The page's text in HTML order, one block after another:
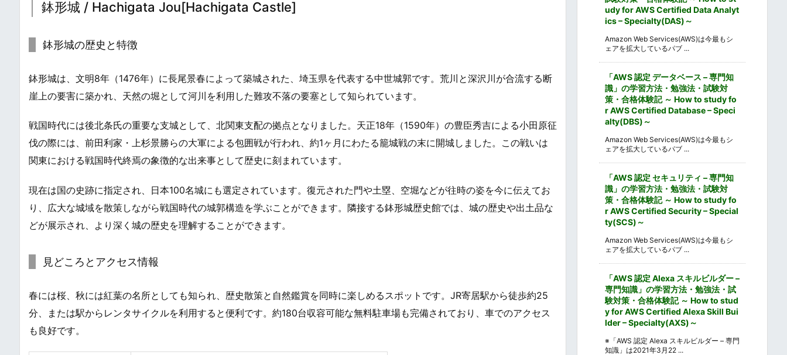
鉢形城 / Hachigata Jou[Hachigata Castle]
鉢形城の歴史と特徴
鉢形城は、文明8年（1476年）に長尾景春によって築城された、埼玉県を代表する中世城郭です。荒川と深沢川が合流する断
崖上の要害に築かれ、天然の堀として河川を利用した難攻不落の要塞として知られています。
戦国時代には後北条氏の重要な支城として、北関東支配の拠点となりました。天正18年（1590年）の豊臣秀吉による小田原征
伐の際には、前田利家・上杉景勝らの大軍による包囲戦が行われ、約1ヶ月にわたる籠城戦の末に開城しました。この戦いは
関東における戦国時代終焉の象徴的な出来事として歴史に刻まれています。
現在は国の史跡に指定され、日本100名城にも選定されています。復元された門や土塁、空堀などが往時の姿を今に伝えてお
り、広大な城域を散策しながら戦国時代の城郭構造を学ぶことができます。隣接する鉢形城歴史館では、城の歴史や出土品な
どが展示され、より深く城の歴史を理解することができます。
見どころとアクセス情報
春には桜、秋には紅葉の名所としても知られ、歴史散策と自然鑑賞を同時に楽しめるスポットです。JR寄居駅から徒歩約25
分、または駅からレンタサイクルを利用すると便利です。約180台収容可能な無料駐車場も完備されており、車でのアクセス
も良好です。
udy for AWS Certified Data Analyt
ics – Specialty(DAS)～
Amazon Web Services(AWS)は今最もシ
ェアを拡大しているパブ ...
「AWS 認定 データベース – 専門知
識」の学習方法・勉強法・試験対
策・合格体験記 ～ How to study fo
r AWS Certified Database – Speci
alty(DBS)～
Amazon Web Services(AWS)は今最もシ
ェアを拡大しているパブ ...
「AWS 認定 セキュリティ – 専門知
識」の学習方法・勉強法・試験対
策・合格体験記 ～ How to study fo
r AWS Certified Security – Special
ty(SCS)～
Amazon Web Services(AWS)は今最もシ
ェアを拡大しているパブ ...
「AWS 認定 Alexa スキルビルダー –
専門知識」の学習方法・勉強法・試
験対策・合格体験記 ～ How to stud
y for AWS Certified Alexa Skill Bui
lder – Specialty(AXS)～
※「AWS 認定 Alexa スキルビルダー – 専門
知識」は2021年3月22 ...